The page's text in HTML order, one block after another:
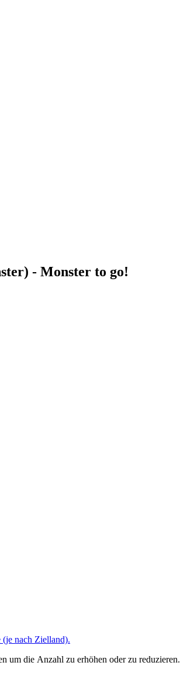
- Monster to go!
(je nach Zielland).
um die Anzahl zu erhöhen oder zu reduzieren.